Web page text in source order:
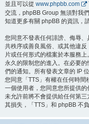
並且可以從 www.phpbb.com
交流，phpBB Group 無須對我
知道更多有關 phpBB 的資訊，
您同意不發表任何誹謗、侮辱
共秩序或善良風俗、或其他違
片或任何形式的檔案於本服務
永久的限制您的進入。在必要
們的通知。所有發表文章的 IP
您同意「TTS」有權在任何時間
一個使用者，您同意您所提供
未允許前將不會提供給任何第
其損失，「TTS」和 phpBB 不